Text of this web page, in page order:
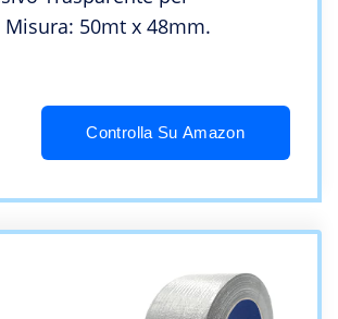
50mt x 48mm.
Controlla Su Amazon